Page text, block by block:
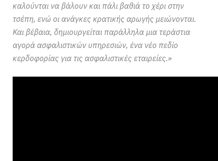
καλούνται να βάλουν και πάλι βαθιά το χέρι στην
τσέπη, ενώ οι ανάγκες κρατικής αρωγής μειώνονται.
Και βέβαια, δημιουργείται παράλληλα μια τεράστια
αγορά ασφαλιστικών υπηρεσιών, ένα νέο πεδίο
κερδοφορίας για τις ασφαλιστικές εταιρείες.»